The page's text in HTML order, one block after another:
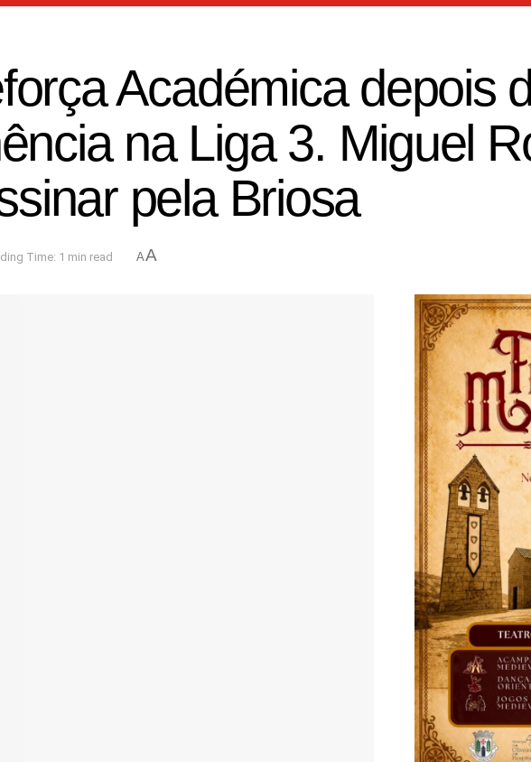
Académica depois
na Liga 3. Miguel
pela Briosa
Time: 1 min read AA